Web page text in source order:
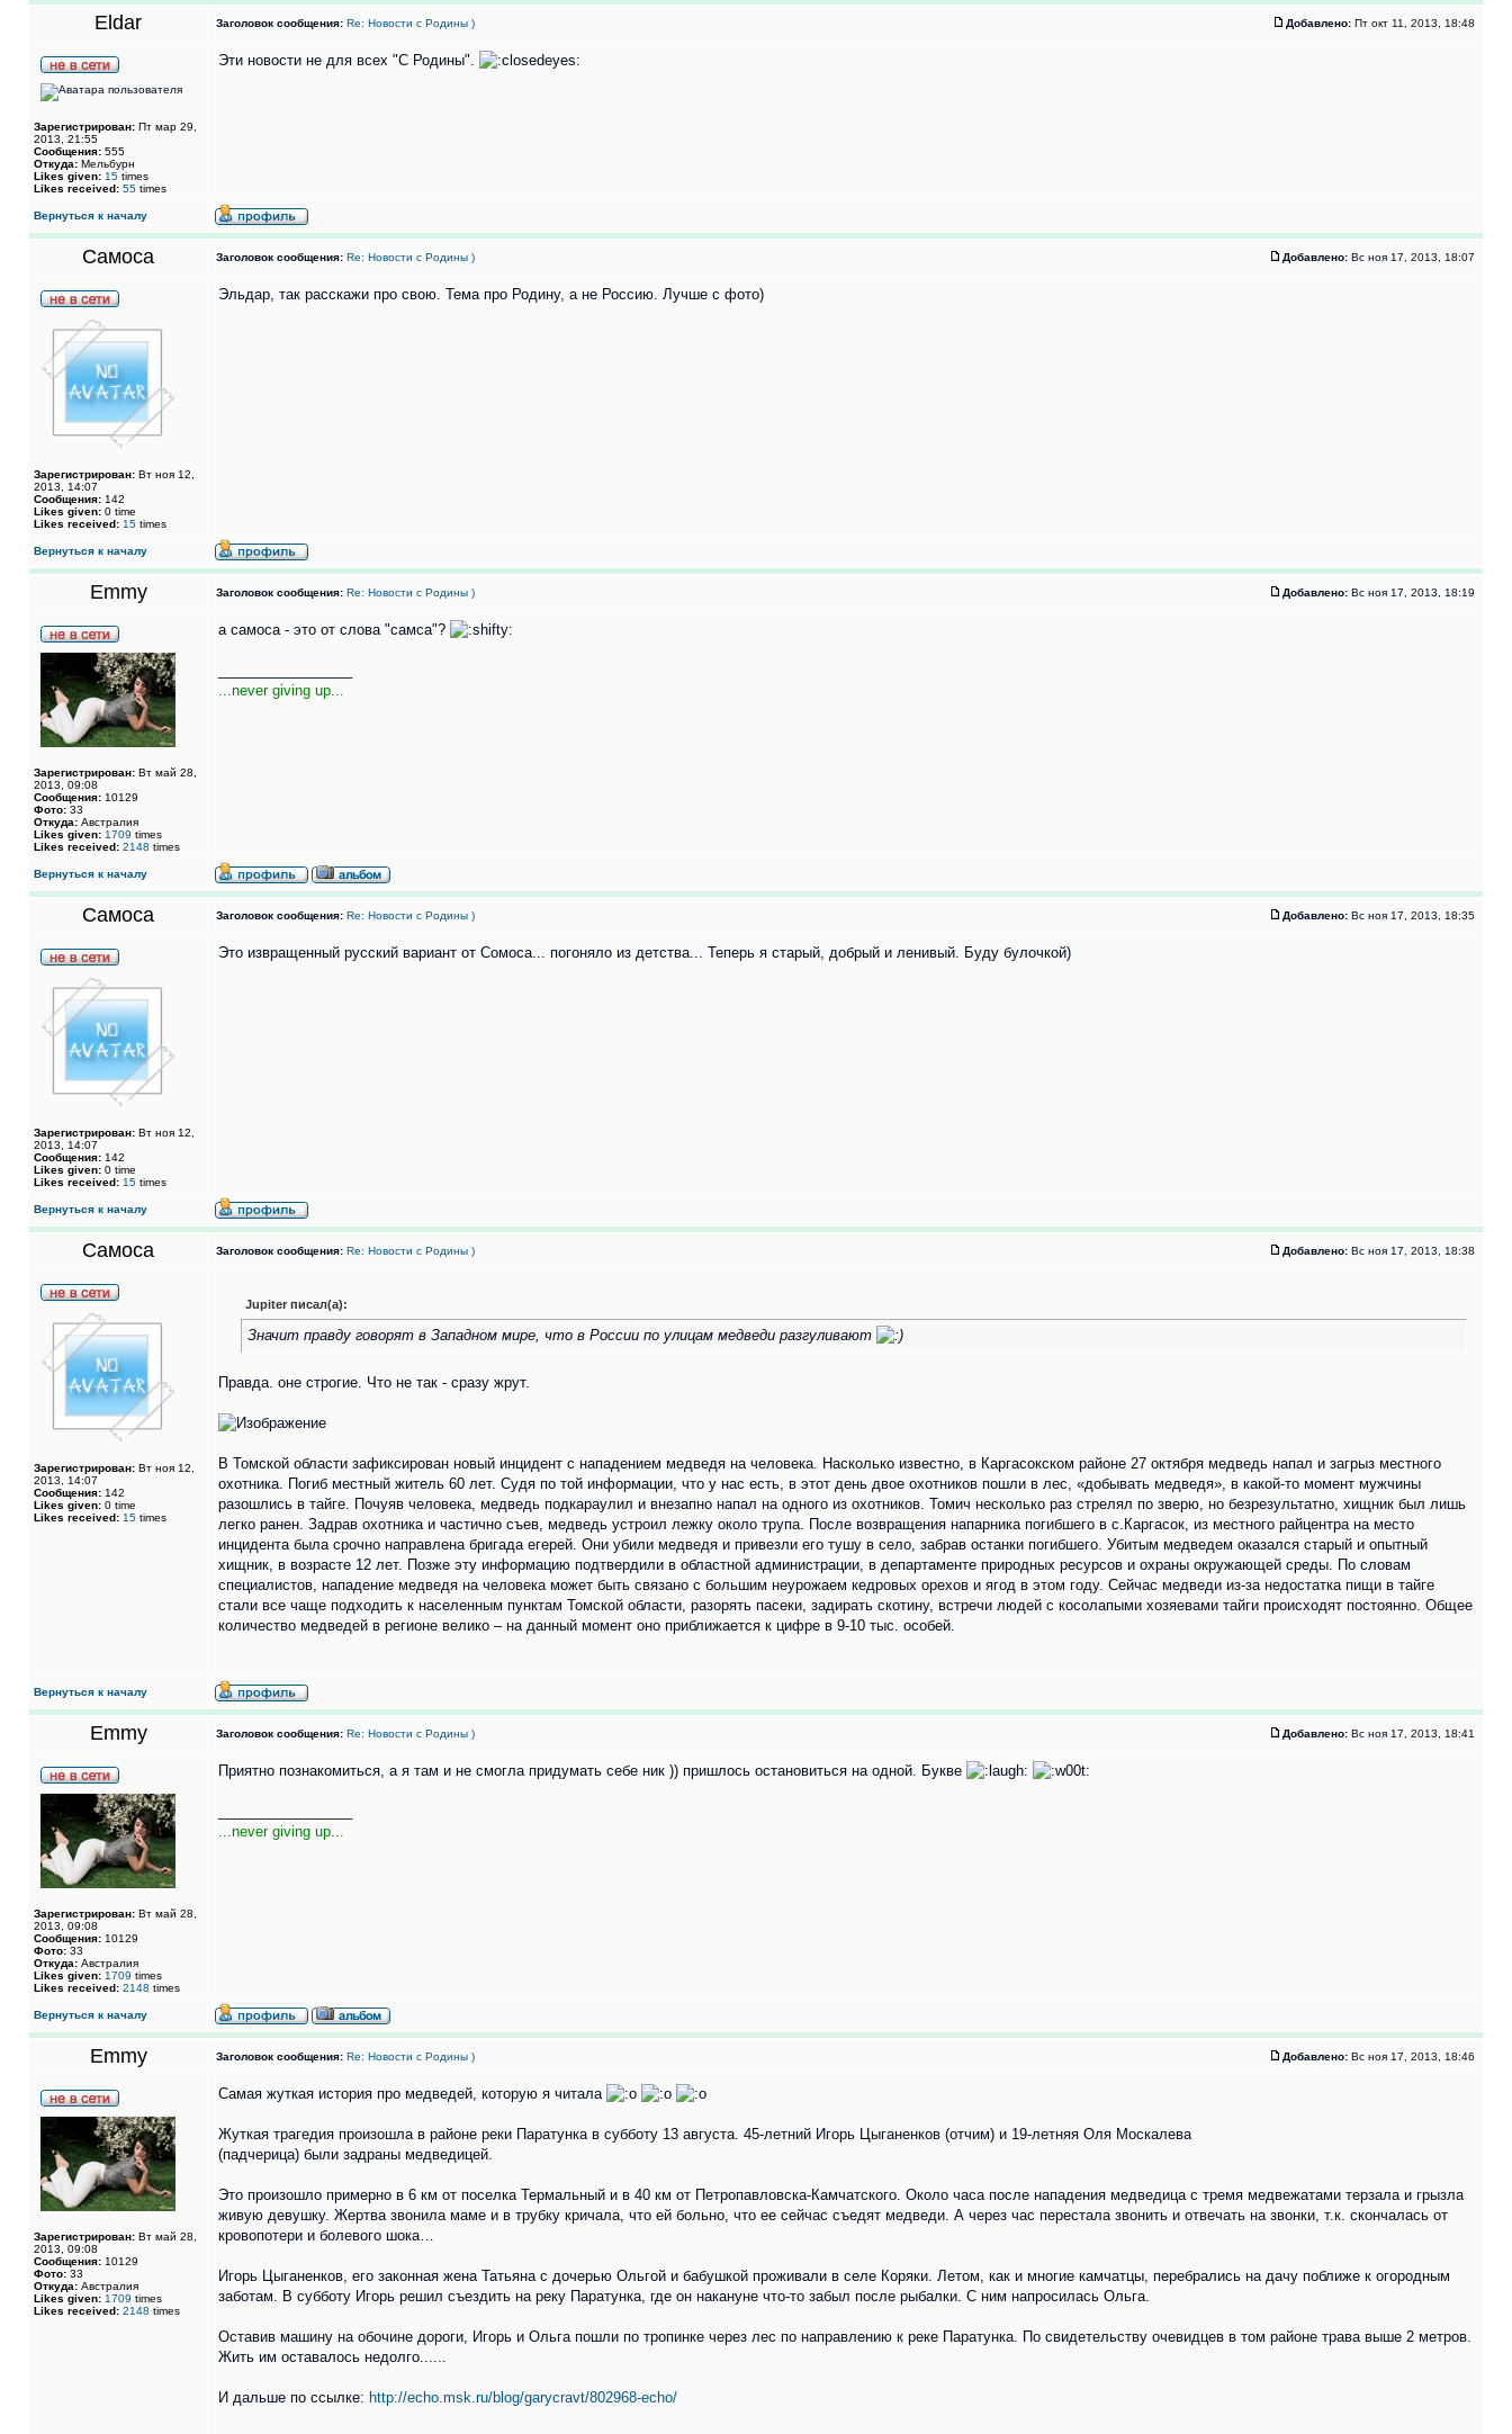
Eldar Заголовок сообщения: Re: Новости с Родины ) Добавлено: Пт окт 11, 2013, 18:48
Зарегистрирован: Пт мар 29,
2013, 21:55
Сообщения: 555
Откуда: Мельбурн
Likes given: 15 times
Likes received: 55 times
Эти новости не для всех "С Родины".
Вернуться к началу
Самоса Заголовок сообщения: Re: Новости с Родины ) Добавлено: Вс ноя 17, 2013, 18:07
Зарегистрирован: Вт ноя 12,
2013, 14:07
Сообщения: 142
Likes given: 0 time
Likes received: 15 times
Эльдар, так расскажи про свою. Тема про Родину, а не Россию. Лучше с фото)
Вернуться к началу
Emmy Заголовок сообщения: Re: Новости с Родины ) Добавлено: Вс ноя 17, 2013, 18:19
Зарегистрирован: Вт май 28,
2013, 09:08
Сообщения: 10129
Фото: 33
Откуда: Австралия
Likes given: 1709 times
Likes received: 2148 times
а самоса - это от слова "самса"?
...never giving up...
Вернуться к началу
Самоса Заголовок сообщения: Re: Новости с Родины ) Добавлено: Вс ноя 17, 2013, 18:35
Зарегистрирован: Вт ноя 12,
2013, 14:07
Сообщения: 142
Likes given: 0 time
Likes received: 15 times
Это извращенный русский вариант от Сомоса... погоняло из детства... Теперь я старый, добрый и ленивый. Буду булочкой)
Вернуться к началу
Самоса Заголовок сообщения: Re: Новости с Родины ) Добавлено: Вс ноя 17, 2013, 18:38
Зарегистрирован: Вт ноя 12,
2013, 14:07
Сообщения: 142
Likes given: 0 time
Likes received: 15 times
Jupiter писал(а):
Значит правду говорят в Западном мире, что в России по улицам медведи разгуливают
Правда. оне строгие. Что не так - сразу жрут.
В Томской области зафиксирован новый инцидент с нападением медведя на человека. Насколько известно, в Каргасокском районе 27 октября медведь напал и загрыз местного
охотника. Погиб местный житель 60 лет. Судя по той информации, что у нас есть, в этот день двое охотников пошли в лес, «добывать медведя», в какой-то момент мужчины
разошлись в тайге. Почуяв человека, медведь подкараулил и внезапно напал на одного из охотников. Томич несколько раз стрелял по зверю, но безрезультатно, хищник был лишь
легко ранен. Задрав охотника и частично съев, медведь устроил лежку около трупа. После возвращения напарника погибшего в с.Каргасок, из местного райцентра на место
инцидента была срочно направлена бригада егерей. Они убили медведя и привезли его тушу в село, забрав останки погибшего. Убитым медведем оказался старый и опытный
хищник, в возрасте 12 лет. Позже эту информацию подтвердили в областной администрации, в департаменте природных ресурсов и охраны окружающей среды. По словам
специалистов, нападение медведя на человека может быть связано с большим неурожаем кедровых орехов и ягод в этом году. Сейчас медведи из-за недостатка пищи в тайге
стали все чаще подходить к населенным пунктам Томской области, разорять пасеки, задирать скотину, встречи людей с косолапыми хозяевами тайги происходят постоянно. Общее
количество медведей в регионе велико – на данный момент оно приближается к цифре в 9-10 тыс. особей.
Вернуться к началу
Emmy Заголовок сообщения: Re: Новости с Родины ) Добавлено: Вс ноя 17, 2013, 18:41
Зарегистрирован: Вт май 28,
2013, 09:08
Сообщения: 10129
Фото: 33
Откуда: Австралия
Likes given: 1709 times
Likes received: 2148 times
Приятно познакомиться, а я там и не смогла придумать себе ник )) пришлось остановиться на одной. Букве
...never giving up...
Вернуться к началу
Emmy Заголовок сообщения: Re: Новости с Родины ) Добавлено: Вс ноя 17, 2013, 18:46
Зарегистрирован: Вт май 28,
2013, 09:08
Сообщения: 10129
Фото: 33
Откуда: Австралия
Likes given: 1709 times
Likes received: 2148 times
Самая жуткая история про медведей, которую я читала
Жуткая трагедия произошла в районе реки Паратунка в субботу 13 августа. 45-летний Игорь Цыганенков (отчим) и 19-летняя Оля Москалева
(падчерица) были задраны медведицей.
Это произошло примерно в 6 км от поселка Термальный и в 40 км от Петропавловска-Камчатского. Около часа после нападения медведица с тремя медвежатами терзала и грызла
живую девушку. Жертва звонила маме и в трубку кричала, что ей больно, что ее сейчас съедят медведи. А через час перестала звонить и отвечать на звонки, т.к. скончалась от
кровопотери и болевого шока…
Игорь Цыганенков, его законная жена Татьяна с дочерью Ольгой и бабушкой проживали в селе Коряки. Летом, как и многие камчатцы, перебрались на дачу поближе к огородным
заботам. В субботу Игорь решил съездить на реку Паратунка, где он накануне что-то забыл после рыбалки. С ним напросилась Ольга.
Оставив машину на обочине дороги, Игорь и Ольга пошли по тропинке через лес по направлению к реке Паратунка. По свидетельству очевидцев в том районе трава выше 2 метров.
Жить им оставалось недолго......
И дальше по ссылке: http://echo.msk.ru/blog/garycravt/802968-echo/